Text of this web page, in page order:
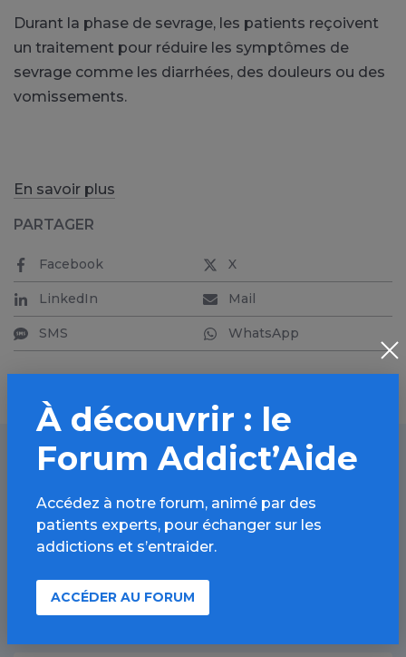
Durant la phase de sevrage, les patients reçoivent
un traitement pour réduire les symptômes de
sevrage comme les diarrhées, des douleurs ou des
vomissements.
En savoir plus
PARTAGER
Facebook X
LinkedIn Mail
SMS WhatsApp
Autres FAQ
Quelles sont les complications de l’usage
À découvrir : le
Forum Addict’Aide
Accédez à notre forum, animé par des
patients experts, pour échanger sur les
addictions et s’entraider.
ACCÉDER AU FORUM